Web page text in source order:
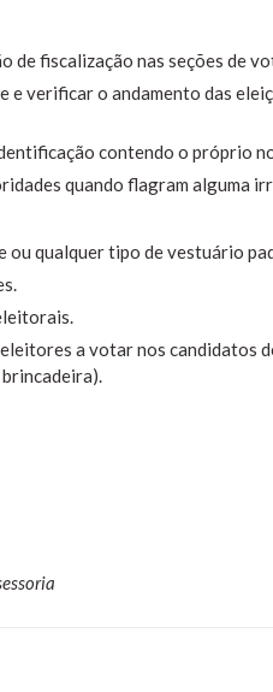
de fiscalização nas seções de
e verificar o andamento das
contendo o próprio
quando flagram alguma
ou qualquer tipo de vestuário
a votar nos candidatos